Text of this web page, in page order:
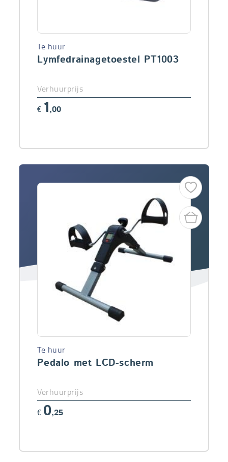
Lymfedrainagetoestel PT1003
Te huur
Verhuurprijs
€ 1,00
Pedalo met LCD-scherm
Te huur
Verhuurprijs
€ 0,25